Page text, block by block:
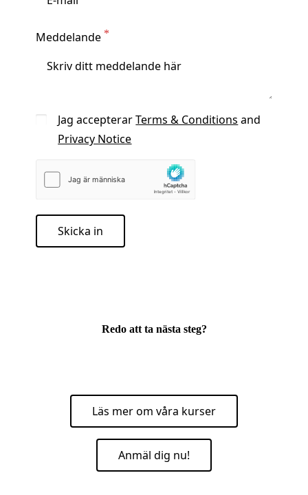
Meddelande
Jag accepterarTerms & Conditions and
Privacy Notice
Skicka in
Redo att ta nästa steg?
Läs mer om våra kurser
Anmäl dig nu!